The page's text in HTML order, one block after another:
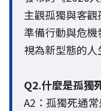
主觀孤獨與客觀
準備行動與危
視為新型態的人
Q2.什麼是孤獨
A2：孤獨死通